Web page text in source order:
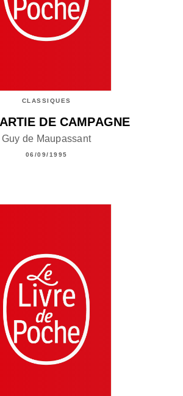
CLASSIQUES
DE CAMPAGNE
Guy de Maupassant
06/09/1995